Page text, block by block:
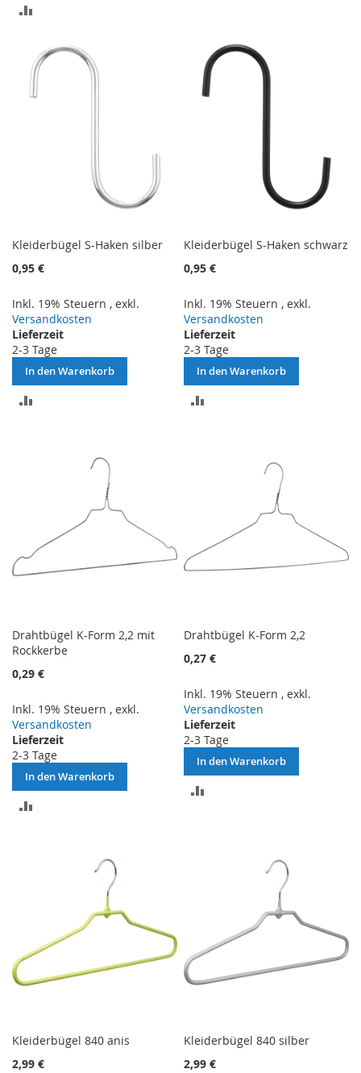
HINZUFÜGEN
HINZUFÜGEN
Kleiderbügel S-Haken silber
0,95 €
Inkl. 19% Steuern , exkl.
Versandkosten
Lieferzeit
2-3 Tage
In den Warenkorb
HINZUFÜGEN
Kleiderbügel S-Haken schwarz
0,95 €
Inkl. 19% Steuern ,exkl.
Versandkosten
Lieferzeit
2-3 Tage
In den Warenkorb
Drahtbügel K-Form 2,2 mit
Rockkerbe
0,29 €
Inkl. 19% Steuern , exkl.
Versandkosten
Lieferzeit
2-3 Tage
In den Warenkorb
HINZUFÜGEN
Drahtbügel K-Form 2,2
0,27 €
Inkl. 19% Steuern ,exkl.
Versandkosten
Lieferzeit
2-3 Tage
In den Warenkorb
Kleiderbügel 840 anis
2,99 €
Kleiderbügel 840 silber
2,99 €